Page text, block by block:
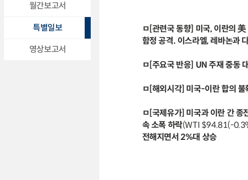
월간보고서
특별일보
영상보고서
ㅁ[관련국 동향] 미국, 이란의
함정 공격. 이스라엘, 레바논과
ㅁ[주요국 반응] UN 주재 중동
ㅁ[해외시각] 미국-이란 합의 불
ㅁ[국제유가] 미국과 이란 간 종
속 소폭 하락(WTI $94.81(-
전해지면서 2%대 상승